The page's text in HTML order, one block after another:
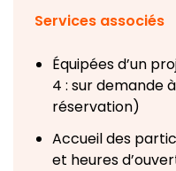
Services associés
Équipées d’un
4 : sur demande
réservation)
Accueil des
et heures